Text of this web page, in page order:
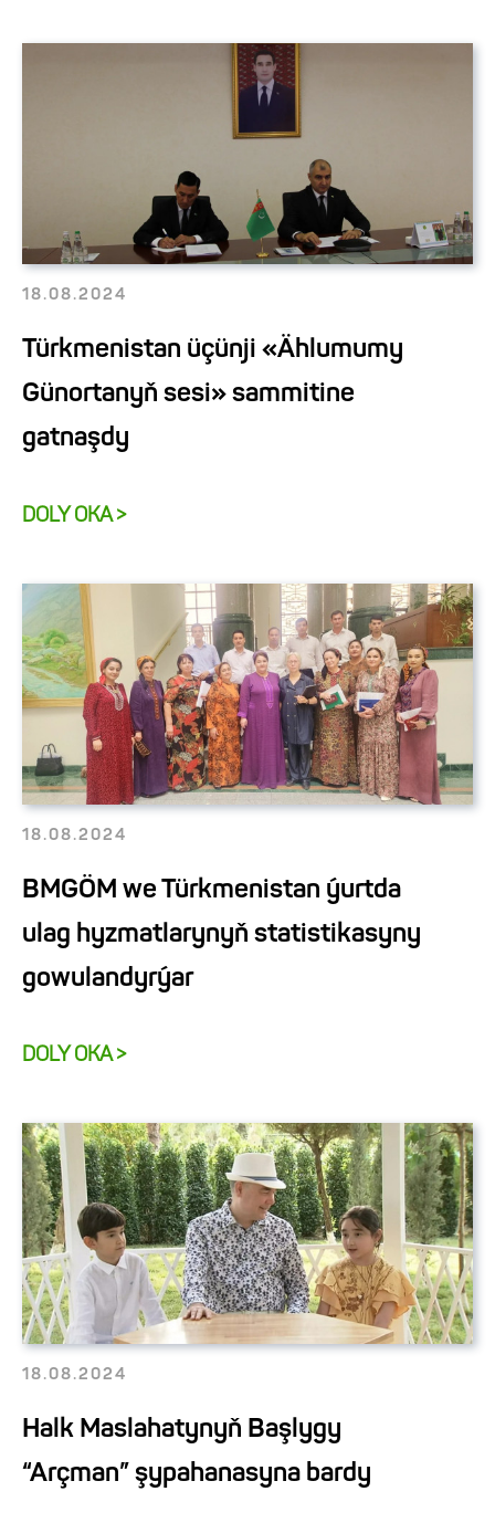
18.08.2024
Türkmenistan üçünji «Ählumumy
Günortanyň sesi» sammitine
gatnaşdy
DOLY OKA >
18.08.2024
BMGÖM we Türkmenistan ýurtda
ulag hyzmatlarynyň statistikasyny
gowulandyrýar
DOLY OKA >
18.08.2024
Halk Maslahatynyň Başlygy
“Arçman” şypahanasyna bardy